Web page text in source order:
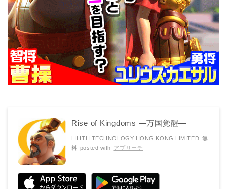
Rise of Kingdoms ―万国覚醒―
LILITH TECHNOLOGY HONG KONG LIMITED 無
料 posted with アプリーチ